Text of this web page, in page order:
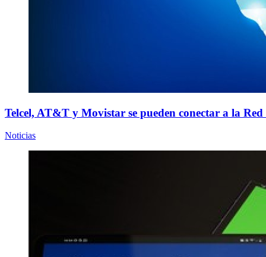
Telcel, AT&T y Movistar se pueden conectar a la
Noticias